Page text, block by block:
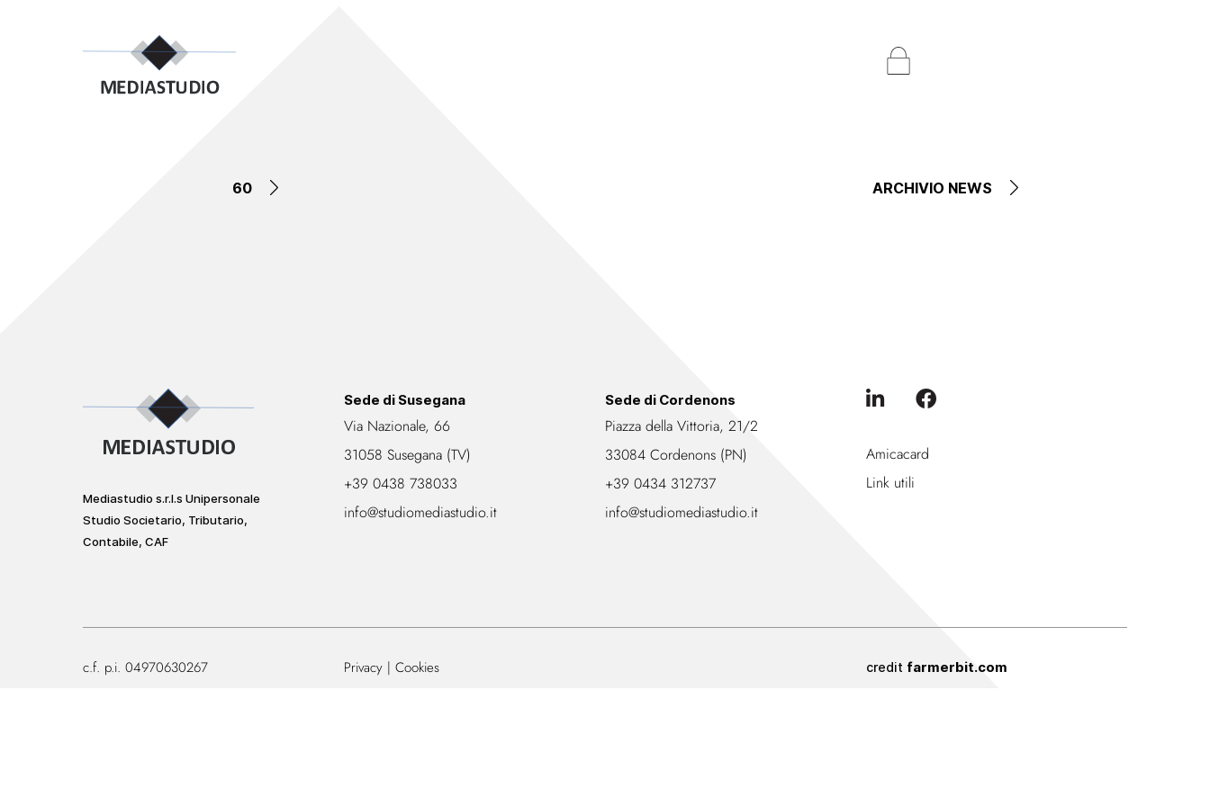
60 ARCHIVIO NEWS
Mediastudio s.r.l.s Unipersonale
Studio Societario, Tributario,
Contabile, CAF
Sede di Susegana
Via Nazionale, 66
31058 Susegana (TV)
+39 0438 738033
info@studiomediastudio.it
Sede di Cordenons
Piazza della Vittoria, 21/2
33084 Cordenons (PN)
+39 0434 312737
info@studiomediastudio.it
Amicacard
Link utili
c.f. p.i. 04970630267 Privacy Cookies credit farmerbit.com